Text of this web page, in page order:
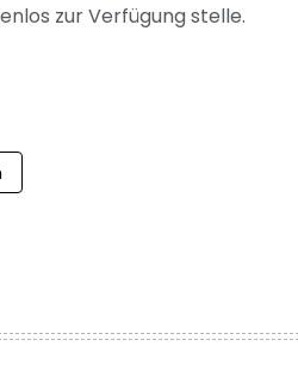
zur Verfügung stelle.